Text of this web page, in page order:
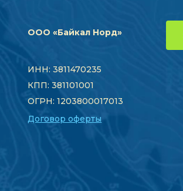
ООО «Байкал Норд»
ИНН: 3811470235
КПП: 381101001
ОГРН: 1203800017013
Договор оферты